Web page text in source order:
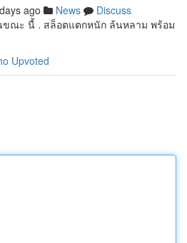
ago News
Discuss
ขณะ นี้ . สล็อตแตกหนัก ล้นหลาม พร้อม
Upvoted